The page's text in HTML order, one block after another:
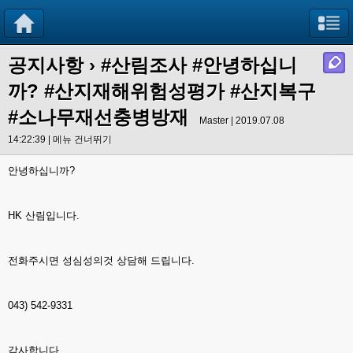
공지사항› #산림조사 #안녕하십니
까? #산지재해위험성평가 #산지복구
#소나무재선충병방재
Master | 2019.07.08
14:22:39 | 메뉴 건너뛰기
안녕하십니까?
HK 산림입니다.
전화주시면 성심성의것 상담해 드립니다.
043) 542-9331
감사합니다.